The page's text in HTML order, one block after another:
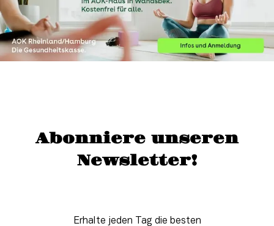
Abonniere unseren
Newsletter!
Erhalte jeden Tag die besten